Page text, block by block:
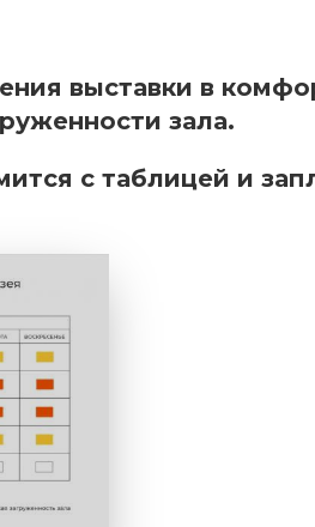
выставки в
зала.
с таблицей и